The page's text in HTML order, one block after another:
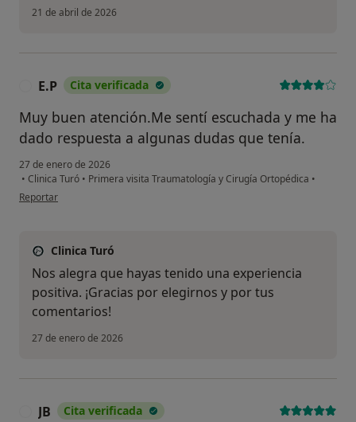
21 de abril de 2026
E.P Cita verificada
Muy buen atención.Me sentí escuchada y me ha
dado respuesta a algunas dudas que tenía.
27 de enero de 2026
• Clinica Turó • Primera visita Traumatología y Cirugía Ortopédica •
en opinión del usuario E.P
Reportar
Clinica Turó
Nos alegra que hayas tenido una experiencia
positiva. ¡Gracias por elegirnos y por tus
comentarios!
27 de enero de 2026
JB Cita verificada